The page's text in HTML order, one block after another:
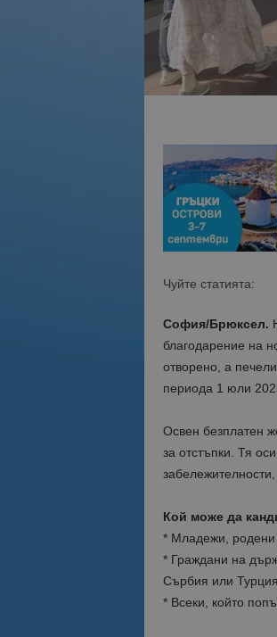
Чуйте статията:
София/Брюксел.
благодарение на
отворено, а
периода 1 юли
Освен безплатен
за отстъпки. Тя
Кой може да
* Младежи, родени
* Граждани на
Сърбия или Турция.
* Всеки, който